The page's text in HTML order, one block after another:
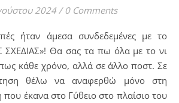
2024 / 0 Comments
ΣΧΕΔΙΑΣ»! Θα σας τα πω όλα με το νι
κάθε χρόνο, αλλά σε άλλο ποστ. Σε
θέλω να αναφερθώ μόνο στη
που έκανα στο Γύθειο στο πλαίσιο του